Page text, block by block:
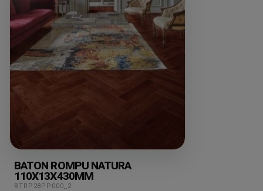
BATON ROMPU NATURA
110X13X430MM
BTRP28PP000_2